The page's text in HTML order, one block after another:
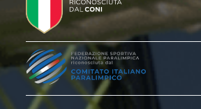
FEDERAZIONE
AMMISSIONE,
REVOCA DI